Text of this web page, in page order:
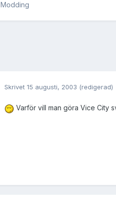
Modding
Skrivet 15 augusti, 2003 (redigerad)
Varför vill man göra Vice City